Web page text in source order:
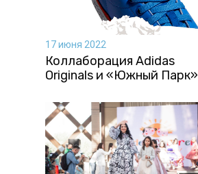
17 июня 2022
Коллаборация Аdidas
Originals и «Южный Парк»